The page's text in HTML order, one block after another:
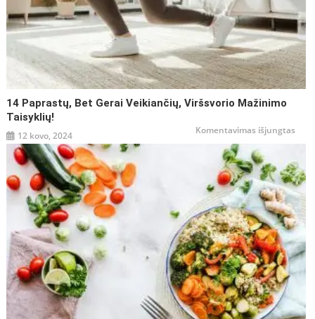
14 Paprastų, Bet Gerai Veikiančių, Viršsvorio Mažinimo
Taisyklių!
12 kovo, 2024 Komentavimas išjungtasįraše
gerai